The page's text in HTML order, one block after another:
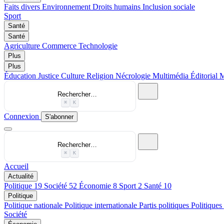
Faits divers Environnement Droits humains Inclusion sociale
Sport
Santé
Santé
Agriculture Commerce Technologie
Plus
Plus
Éducation Justice Culture Religion Nécrologie Multimédia Éditorial
Rechercher…
⌘ K
Connexion S'abonner
Rechercher…
⌘ K
Accueil
Actualité
Politique 19 Société 52 Économie 8 Sport 2 Santé 10
Politique
Politique nationale Politique internationale Partis politiques Politiques
Société